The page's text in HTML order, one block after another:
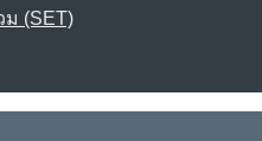
ม (SET)